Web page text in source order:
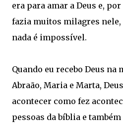
era para amar a Deus e,
fazia muitos milagres nele,
nada é impossível.
Quando eu recebo Deus na
Abraão, Maria e Marta,
acontecer como fez
pessoas da bíblia e também